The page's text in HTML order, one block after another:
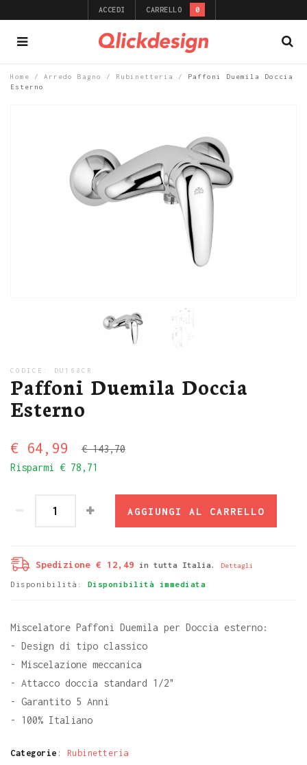
ACCEDI CARRELLO 0
Home / Arredo Bagno / Rubinetteria /
Paffoni Duemila Doccia
Esterno
CODICE: DU168CR
Paffoni Duemila Doccia
Esterno
€ 143,70
€ 64,99
Risparmi € 78,71
AGGIUNGI AL CARRELLO
Spedizione € 12,49 in tutta Italia. Dettagli
Disponibilità: Disponibilità immediata
Miscelatore Paffoni Duemila per Doccia esterno:
- Design di tipo classico
- Miscelazione meccanica
- Attacco doccia standard 1/2"
- Garantito 5 Anni
- 100% Italiano
Categorie : Rubinetteria